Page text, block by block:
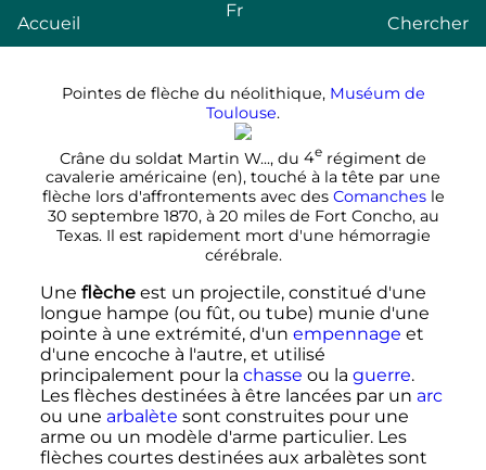
Accueil
Fr
Chercher
Pointes de flèche du néolithique, Muséum de
Toulouse.
Crâne du soldat Martin W..., du 4e régiment de
cavalerie américaine (en), touché à la tête par une
flèche lors d'affrontements avec des Comanchesle
30 septembre 1870, à 20 milesde Fort Concho, au
Texas. Il est rapidement mort d'une hémorragie
cérébrale.
Une flècheest un projectile, constitué d'une
longue hampe (ou fût, ou tube) munie d'une
pointe à une extrémité, d'un empennage et
d'une encoche à l'autre, et utilisé
principalement pour la chasse ou la guerre.
Les flèches destinées à être lancées par un arc
ou une arbalète sont construites pour une
arme ou un modèle d'arme particulier. Les
flèches courtes destinées aux arbalètes sont